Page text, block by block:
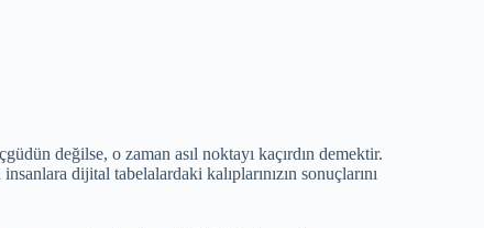
değilse, o zaman asıl noktayı kaçırdın demektir.
dijital tabelalardaki kalıplarınızın sonuçlarını